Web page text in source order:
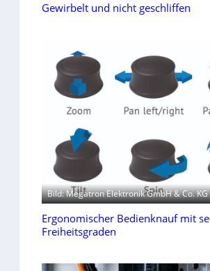
Gewirbelt und nicht geschliffen
Bild: Megatron Elektronik GmbH & Co. KG
Ergonomischer Bedienknauf mit
Freiheitsgraden